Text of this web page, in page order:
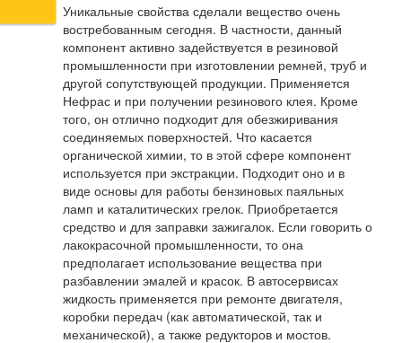
Уникальные свойства сделали вещество очень
востребованным сегодня. В частности, данный
компонент активно задействуется в резиновой
промышленности при изготовлении ремней, труб и
другой сопутствующей продукции. Применяется
Нефрас и при получении резинового клея. Кроме
того, он отлично подходит для обезжиривания
соединяемых поверхностей. Что касается
органической химии, то в этой сфере компонент
используется при экстракции. Подходит оно и в
виде основы для работы бензиновых паяльных
ламп и каталитических грелок. Приобретается
средство и для заправки зажигалок. Если говорить о
лакокрасочной промышленности, то она
предполагает использование вещества при
разбавлении эмалей и красок. В автосервисах
жидкость применяется при ремонте двигателя,
коробки передач (как автоматической, так и
механической), а также редукторов и мостов.